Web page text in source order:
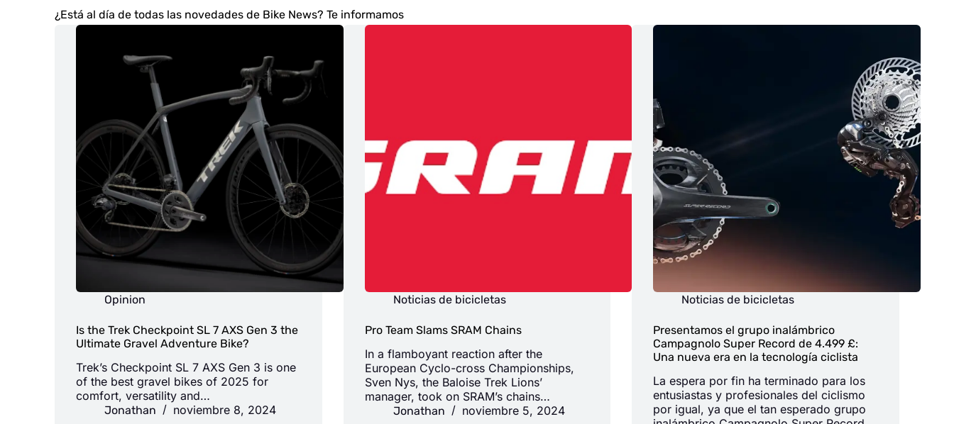
¿Está al día de todas las novedades de Bike News? Te informamos
Opinion
Is the Trek Checkpoint SL 7 AXS Gen 3 the
Ultimate Gravel Adventure Bike?
Trek’s Checkpoint SL 7 AXS Gen 3 is one
of the best gravel bikes of 2025 for
comfort, versatility and…
Jonathan noviembre 8, 2024
Noticias de bicicletas
Pro Team Slams SRAM Chains
In a flamboyant reaction after the
European Cyclo-cross Championships,
Sven Nys, the Baloise Trek Lions’
manager, took on SRAM’s chains…
Jonathan noviembre 5, 2024
Noticias de bicicletas
Presentamos el grupo inalámbrico
Campagnolo Super Record de 4.499 £:
Una nueva era en la tecnología ciclista
‍La espera por fin ha terminado para los
entusiastas y profesionales del ciclismo
por igual, ya que el tan esperado grupo